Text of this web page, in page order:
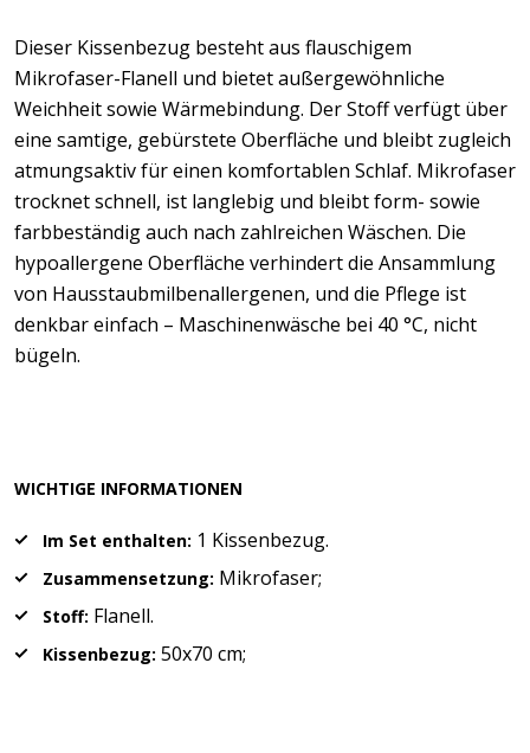
Dieser Kissenbezug besteht aus flauschigem
Mikrofaser-Flanell und bietet außergewöhnliche
Weichheit sowie Wärmebindung. Der Stoff verfügt über
eine samtige, gebürstete Oberfläche und bleibt zugleich
atmungsaktiv für einen komfortablen Schlaf. Mikrofaser
trocknet schnell, ist langlebig und bleibt form- sowie
farbbeständig auch nach zahlreichen Wäschen. Die
hypoallergene Oberfläche verhindert die Ansammlung
von Hausstaubmilbenallergenen, und die Pflege ist
denkbar einfach – Maschinenwäsche bei 40 °C, nicht
bügeln.
WICHTIGE INFORMATIONEN
Im Set enthalten: 1 Kissenbezug.
Zusammensetzung: Mikrofaser;
Stoff: Flanell.
Kissenbezug: 50x70 cm;